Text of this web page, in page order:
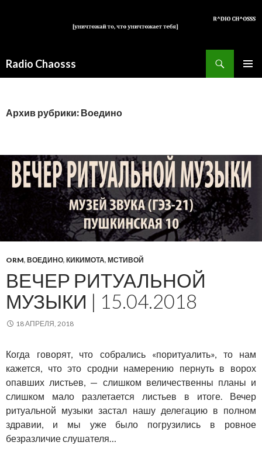
Radio Chaosss
Архив рубрики: Воедино
ORM, ВОЕДИНО, КИКИМОТА, МСТИВОЙ
ВЕЧЕР РИТУАЛЬНОЙ
МУЗЫКИ | 15.04.2018
18 АПРЕЛЯ, 2018
Когда говорят, что собрались «поритуалить», то нам
кажется, что это сродни намерению пернуть в ворох
опавших листьев, — слишком величественны планы и
слишком мало разлетается листьев в итоге. Вечер
ритуальной музыки застал нашу делегацию в полном
здравии, и мы уже было погрузились в ровное
безразличие слушателя…